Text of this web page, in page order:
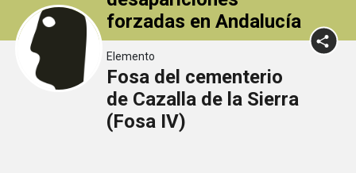
forzadas en Andalucía
Elemento
Fosa del cementerio
de Cazalla de la Sierra
(Fosa IV)